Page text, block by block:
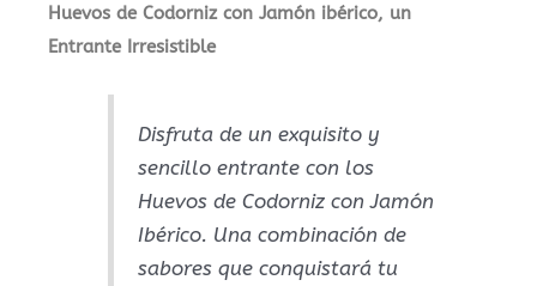
Huevos de Codorniz con Jamón ibérico, un
Entrante Irresistible
Disfruta de un exquisito y
sencillo entrante con los
Huevos de Codorniz con Jamón
Ibérico. Una combinación de
sabores que conquistará tu